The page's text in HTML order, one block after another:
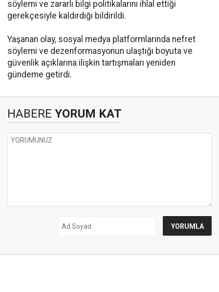
söylemi ve zararlı bilgi politikalarını ihlal ettiği
gerekçesiyle kaldırdığı bildirildi.
Yaşanan olay, sosyal medya platformlarında nefret
söylemi ve dezenformasyonun ulaştığı boyuta ve
güvenlik açıklarına ilişkin tartışmaları yeniden
gündeme getirdi.
HABERE YORUM KAT